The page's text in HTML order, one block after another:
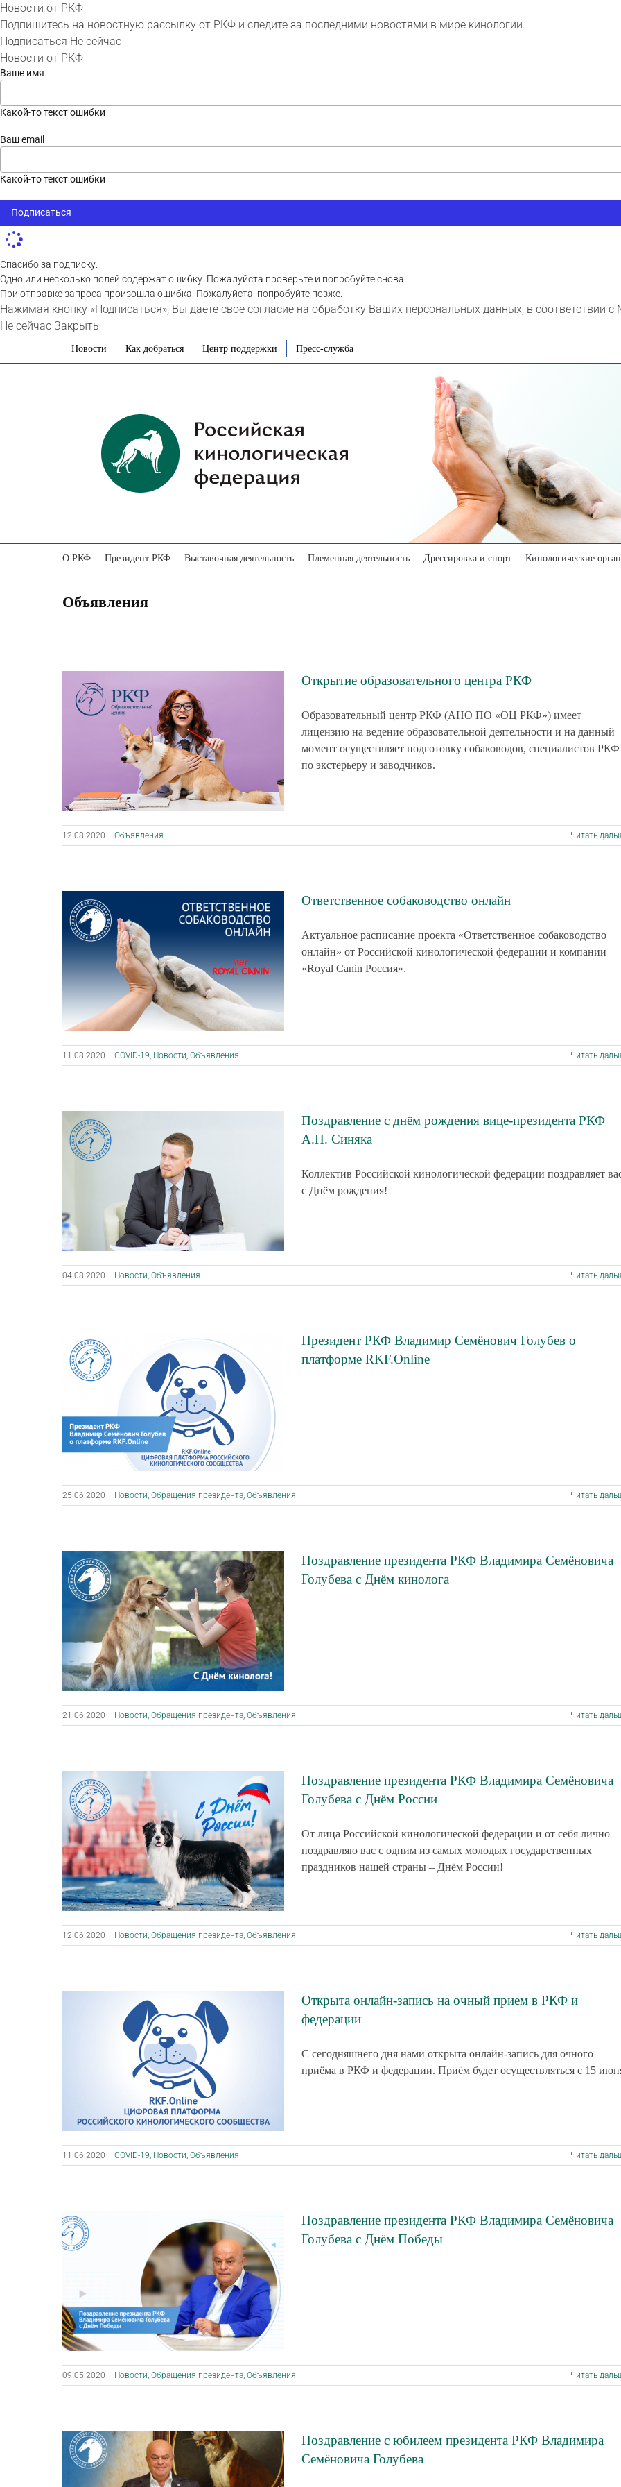
Новости от РКФ
Подпишитесь на новостную рассылку от РКФ и следите за последними новостями в мире кинологии.
Подписаться Не сейчас
Новости от РКФ
Ваше имя
Какой-то текст ошибки
Ваш email
Какой-то текст ошибки
Подписаться
Спасибо за подписку.
Одно или несколько полей содержат ошибку. Пожалуйста проверьте и попробуйте снова.
При отправке запроса произошла ошибка. Пожалуйста, попробуйте позже.
Нажимая кнопку «Подписаться», Вы даете свое согласие на обработку Ваших персональных данных, в соответствии
Не сейчас Закрыть
Новости Как добраться Центр поддержки Пресс-служба
О РКФ Президент РКФ Выставочная деятельность Племенная деятельность Дрессировка и спорт Кинологические
Объявления
Открытие образовательного центра РКФ
Образовательный центр РКФ (АНО ПО «ОЦ РКФ») имеет
лицензию на ведение образовательной деятельности и на данный
момент осуществляет подготовку собаководов, специалистов РКФ
по экстерьеру и заводчиков.
12.08.2020 Объявления Читать
Ответственное собаководство онлайн
Актуальное расписание проекта «Ответственное собаководство
онлайн» от Российской кинологической федерации и компании
«Royal Canin Россия».
11.08.2020 COVID-19, Новости, Объявления Читать
Поздравление с днём рождения вице-президента РКФ
А.Н. Синяка
Коллектив Российской кинологической федерации поздравляет
с Днём рождения!
04.08.2020 Новости, Объявления Читать
Президент РКФ Владимир Семёнович Голубев о
платформе RKF.Online
25.06.2020 Новости, Обращения президента, Объявления Читать
Поздравление президента РКФ Владимира Семёновича
Голубева с Днём кинолога
21.06.2020 Новости, Обращения президента, Объявления Читать
Поздравление президента РКФ Владимира Семёновича
Голубева с Днём России
От лица Российской кинологической федерации и от себя лично
поздравляю вас с одним из самых молодых государственных
праздников нашей страны – Днём России!
12.06.2020 Новости, Обращения президента, Объявления Читать
Открыта онлайн-запись на очный прием в РКФ и
федерации
С сегодняшнего дня нами открыта онлайн-запись для очного
приёма в РКФ и федерации. Приём будет осуществляться с 15
11.06.2020 COVID-19, Новости, Объявления Читать
Поздравление президента РКФ Владимира Семёновича
Голубева с Днём Победы
09.05.2020 Новости, Обращения президента, Объявления Читать
Поздравление с юбилеем президента РКФ Владимира
Семёновича Голубева